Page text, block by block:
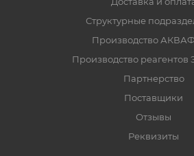
Структурные
Производство
Производство
Партнерство
Поставщики
Отзывы
Реквизиты